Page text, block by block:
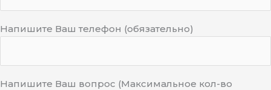
Напишите Ваш телефон (обязательно)
Напишите Ваш вопрос (Максимальное кол-во